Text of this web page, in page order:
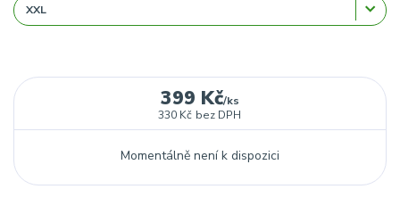
399 Kč/ks
330 Kč bez DPH
Momentálně není k dispozici